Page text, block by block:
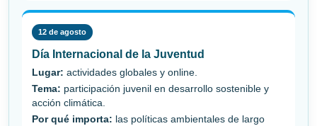
12 de agosto
Día Internacional de la Juventud
Lugar: actividades globales y online.
Tema: participación juvenil en desarrollo sostenible y
acción climática.
Por qué importa: las políticas ambientales de largo